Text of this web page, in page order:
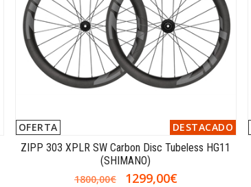
OFERTA
DESTACADO
ZIPP 303 XPLR SW Carbon Disc Tubeless HG11
(SHIMANO)
1800,00€
1299,00€